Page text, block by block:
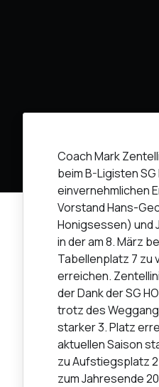
Coach Mark
beim B-Ligisten
einvernehmlichen
Vorstand Hans-
Honigsessen) und
in der am 8. März
Tabellenplatz 7 zu
erreichen.
der Dank der SG
trotz des
starker 3. Platz
aktuellen Saison
zu Aufstiegsplatz
zum Jahresende